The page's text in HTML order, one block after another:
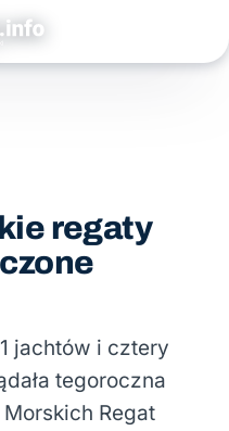
regaty
jachtów i cztery
tegoroczna
Morskich Regat